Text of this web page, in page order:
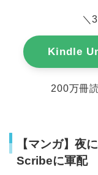
＼
Kindle
200万冊
【マンガ】夜
Scribeに軍配